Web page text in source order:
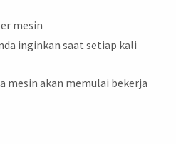
mesin
inginkan saat setiap kali
akan memulai bekerja